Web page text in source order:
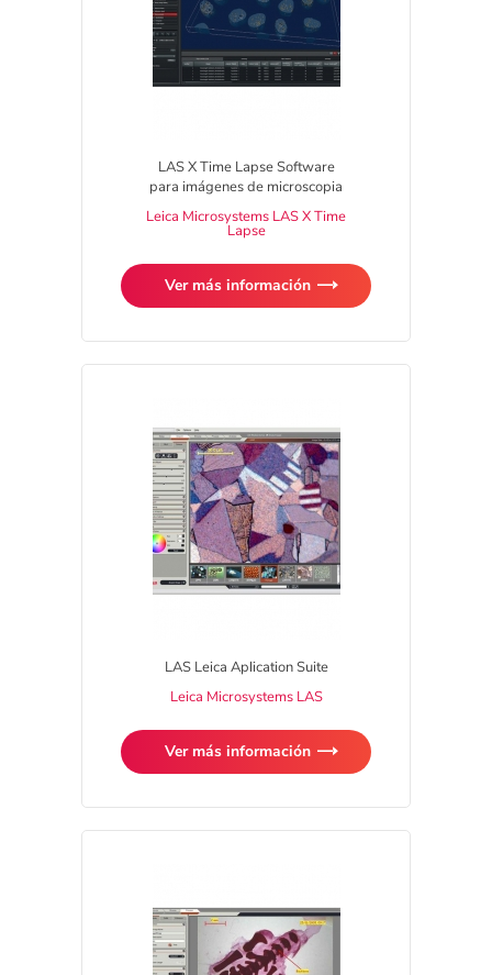
LAS X Time Lapse Software
para imágenes de microscopia
Leica Microsystems LAS X Time
Lapse
Ver más información
LAS Leica Aplication Suite
Leica Microsystems LAS
Ver más información